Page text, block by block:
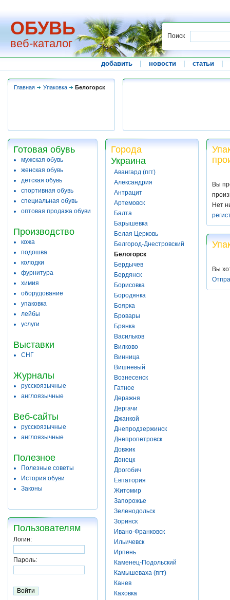
ОБУВЬ
веб-каталог
Поиск
добавить новости статьи
Главная Упаковка Белогорск
Готовая обувь
мужская обувь
женская обувь
детская обувь
спортивная обувь
специальная обувь
оптовая продажа обуви
Производство
кожа
подошва
колодки
фурнитура
химия
оборудование
упаковка
лейбы
услуги
Выставки
СНГ
Журналы
русскоязычные
англоязычные
Веб-сайты
русскоязычные
англоязычные
Полезное
Полезные советы
История обуви
Законы
Пользователям
Логин:
Пароль:
Города
Украина
Авангард (пгт)
Александрия
Антрацит
Артемовск
Балта
Барышевка
Белая Церковь
Белгород-Днестровский
Белогорск
Бердычев
Бердянск
Борисовка
Бородянка
Боярка
Бровары
Брянка
Васильков
Вилково
Винница
Вишневый
Вознесенск
Гатное
Деражня
Дергачи
Джанкой
Днепродзержинск
Днепропетровск
Довжик
Донецк
Дрогобич
Евпатория
Житомир
Запорожье
Зеленодольск
Зоринск
Ивано-Франковск
Ильичевск
Ирпень
Каменец-Подольский
Камышеваха (пгт)
Канев
Каховка
Вы
Нет
Вы